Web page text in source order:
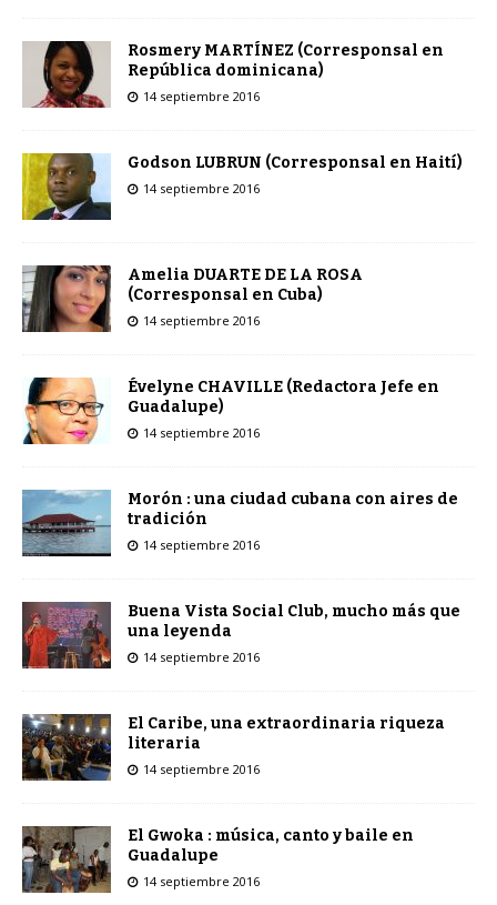
Rosmery MARTÍNEZ (Corresponsal en
República dominicana)
14 septiembre 2016
Godson LUBRUN (Corresponsal en Haití)
14 septiembre 2016
Amelia DUARTE DE LA ROSA
(Corresponsal en Cuba)
14 septiembre 2016
Évelyne CHAVILLE (Redactora Jefe en
Guadalupe)
14 septiembre 2016
Morón : una ciudad cubana con aires de
tradición
14 septiembre 2016
Buena Vista Social Club, mucho más que
una leyenda
14 septiembre 2016
El Caribe, una extraordinaria riqueza
literaria
14 septiembre 2016
El Gwoka : música, canto y baile en
Guadalupe
14 septiembre 2016